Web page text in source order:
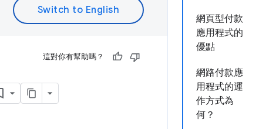
網頁型付款
應用程式的
優點
網路付款應
用程式的運
作方式為
何？
這對你有幫助嗎？